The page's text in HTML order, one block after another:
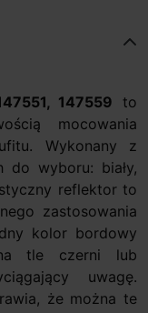
147559 to
mocowania
Wykonany z
do wyboru: biały,
reflektor to
zastosowania
kolor bordowy
na tle czerni lub
uwagę.
że można te